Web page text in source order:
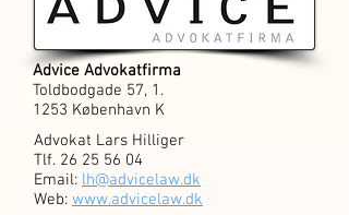
Advice Advokatfirma
Toldbodgade 57, 1.
1253 København K
Advokat Lars Hilliger
Tlf. 26 25 56 04
Email: lh@advicelaw.dk
Web: www.advicelaw.dk